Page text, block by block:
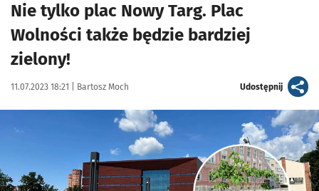
Nie tylko plac Nowy Targ. Plac
Wolności także będzie bardziej
zielony!
Data publikacji:
11.07.2023 18:21 | Autor:
Bartosz Moch Udostępnijartykuł
Kliknij, aby powiększyć